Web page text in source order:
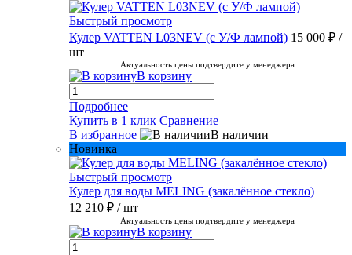
Быстрый просмотр
Кулер VATTEN L03NEV (с У/Ф лампой) 15 000 ₽ /
шт
Актуальность цены подтвердите у менеджера
В корзину
Подробнее
Купить в 1 клик Сравнение
В избранное
В наличии
Новинка
Быстрый просмотр
Кулер для воды MELING (закалённое стекло)
12 210 ₽ / шт
Актуальность цены подтвердите у менеджера
В корзину